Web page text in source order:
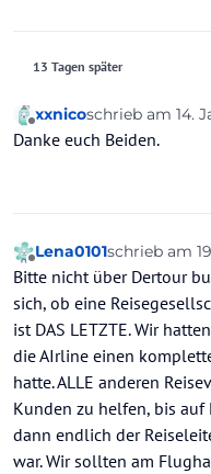
13 Tagen später
Offline
xxnicoschrieb am 14.
zuletzt editiert
Danke euch Beiden.
Offline
Lena0101schrieb am
zuletzt
Bitte nicht über Dertour
sich, ob eine
ist DAS LETZTE. Wir
die AIrline einen
hatte. ALLE anderen
Kunden zu helfen, bis
dann endlich der
war. Wir sollten am